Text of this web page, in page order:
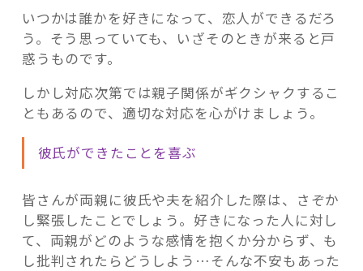
いつかは誰かを好きになって、恋人ができるだろ
う。そう思っていても、いざそのときが来ると戸
惑うものです。
しかし対応次第では親子関係がギクシャクするこ
ともあるので、適切な対応を心がけましょう。
彼氏ができたことを喜ぶ
皆さんが両親に彼氏や夫を紹介した際は、さぞか
し緊張したことでしょう。好きになった人に対し
て、両親がどのような感情を抱くか分からず、も
し批判されたらどうしよう…そんな不安もあった